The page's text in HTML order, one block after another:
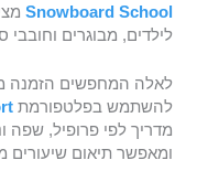
Snowboard School
לילדים, מבוגרים וחובבי
לאלה המחפשים הזמנה
להשתמש בפלטפורמת
מדריך לפי פרופיל, שפה
ומאפשר תיאום